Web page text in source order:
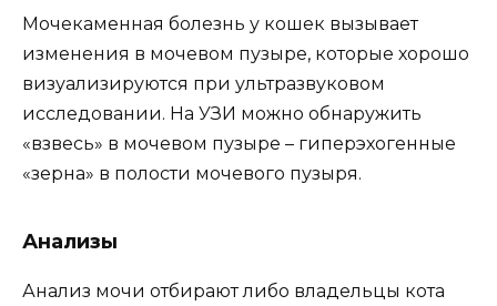
Мочекаменная болезнь у кошек вызывает
изменения в мочевом пузыре, которые хорошо
визуализируются при ультразвуковом
исследовании. На УЗИ можно обнаружить
«взвесь» в мочевом пузыре – гиперэхогенные
«зерна» в полости мочевого пузыря.
Анализы
Анализ мочи отбирают либо владельцы кота